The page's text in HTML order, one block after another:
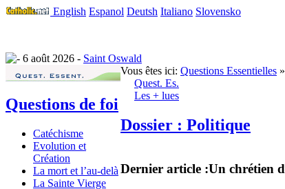
English Espanol Deutsh Italiano Slovensko
6 août 2026 - Saint Oswald
Questions de foi
Catéchisme
Evolution et
Création
La mort et l’au-delà
La Sainte Vierge
Vous êtes ici: Questions Essentielles
Quest. Es.
Les + lues
Dossier : Politique
Dernier article :Un chrétien